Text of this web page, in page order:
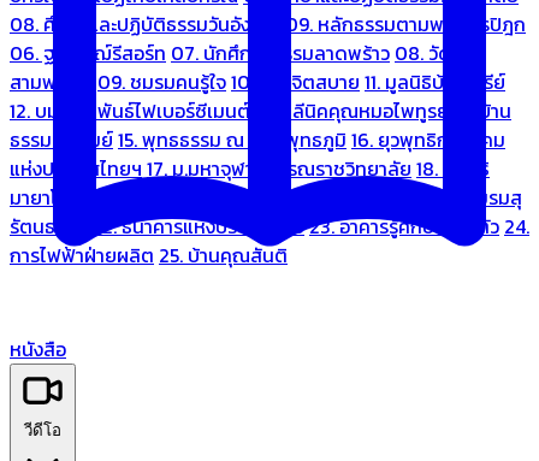
08. ศึกษาและปฏิบัติธรรมวันอังคาร
09. หลักธรรมตามพระไตรปิฎก
06. ฐณิชาฌ์รีสอร์ท 07. นักศึกษาธรรมลาดพร้าว 08. วัด
สามพระยา
09. ชมรมคนรู้ใจ10. บ้านจิตสบาย 11. มูลนิธิบ้านอารีย์
12. บมจ.มหพันธ์ไฟเบอร์ซีเมนต์
13. คลีนิคคุณหมอไพทูรย์
14. บ้าน
ธรรมะรื่นรมย์15. พุทธธรรม ณ แดนพุทธภูมิ 16. ยุวพุทธิกสมาคม
แห่งประเทศไทยฯ 17. ม.มหาจุฬาลงกรณราชวิทยาลัย 18. มูลนิธิ
มายาโคตมี
19. ariya wellness center
21. ชมรมสุ
รัตนธรรม
22. ธนาคารแห่งประเทศไทย23. อาคารรู้ศึกษารู้สึกตัว 24.
การไฟฟ้าฝ่ายผลิต 25. บ้านคุณสันติ
หนังสือ
วีดีโอ